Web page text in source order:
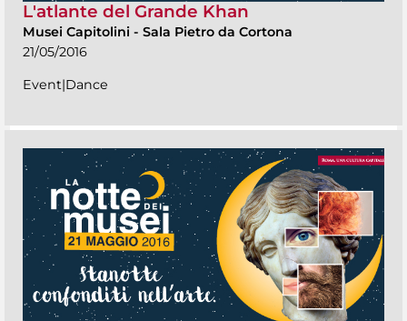
L'atlante del Grande Khan
Musei Capitolini - Sala Pietro da Cortona
21/05/2016
Event|Dance